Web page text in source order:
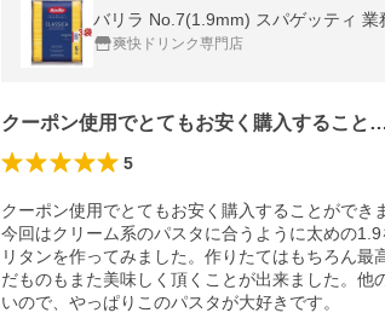
バリラ No.7(1.9mm) スパゲッティ
爽快ドリンク専門店
クーポン使用でとてもお安く購入すること
5
クーポン使用でとてもお安く購入することができ
今回はクリーム系のパスタに合うように太めの
リタンを作ってみました。作りたてはもちろん
だものもまた美味しく頂くことが出来ました。
いので、やっぱりこのパスタが大好きです。